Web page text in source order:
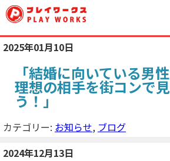
2025年01月10日
「結婚に向いている男
理想の相手を街コンで
う！」
カテゴリー: お知らせ, ブログ
2024年12月13日